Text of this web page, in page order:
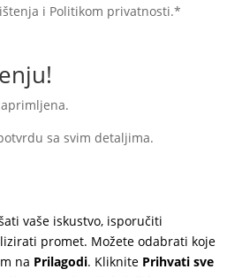
i Politikom privatnosti.*
sa svim detaljima.
vaše iskustvo, isporučiti
promet. Možete odabrati koje
na Prilagodi. Kliknite Prihvati sve